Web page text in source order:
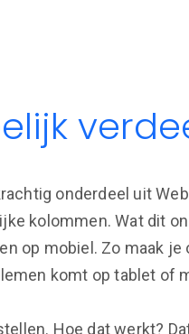
onderdeel uit
kolommen. Wat dit
op mobiel. Zo maak
komt op tablet of
Hoe dat werkt?